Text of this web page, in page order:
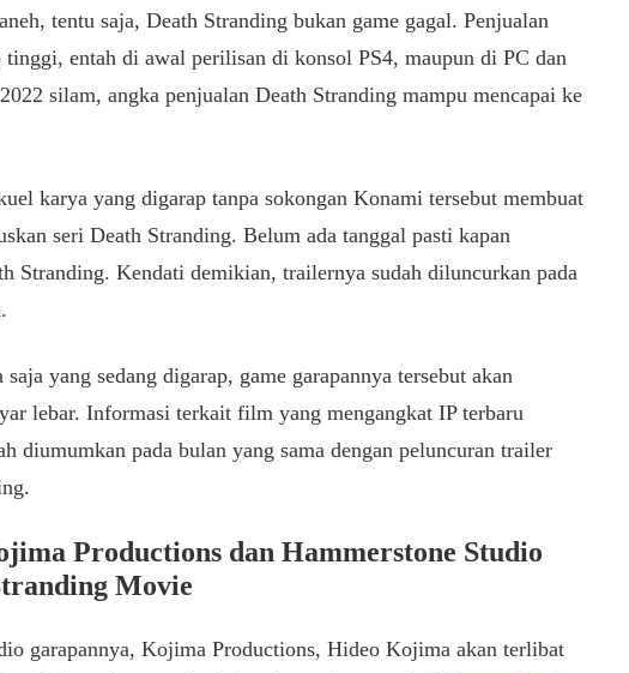
tentu saja, Death Stranding bukan game gagal. Penjualan
tinggi, entah di awal perilisan di konsol PS4, maupun di PC dan
silam, angka penjualan Death Stranding mampu mencapai ke
karya yang digarap tanpa sokongan Konami tersebut membuat
seri Death Stranding. Belum ada tanggal pasti kapan
Stranding. Kendati demikian, trailernya sudah diluncurkan pada
yang sedang digarap, game garapannya tersebut akan
lebar. Informasi terkait film yang mengangkat IP terbaru
diumumkan pada bulan yang sama dengan peluncuran trailer
Productions dan Hammerstone Studio
Movie
garapannya, Kojima Productions, Hideo Kojima akan terlibat